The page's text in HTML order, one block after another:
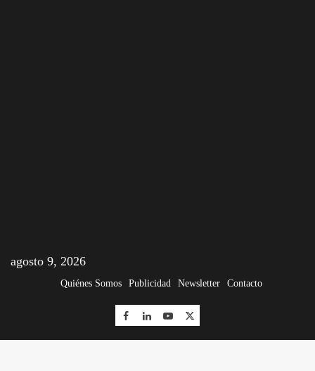
agosto 9, 2026
Quiénes Somos Publicidad Newsletter Contacto